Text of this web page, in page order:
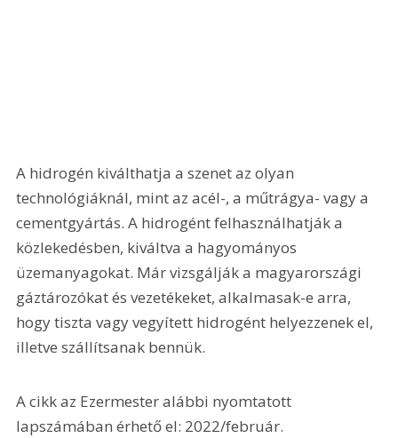
A hidrogén kiválthatja a szenet az olyan
technológiáknál, mint az acél-, a műtrágya- vagy a
cementgyártás. A hidrogént felhasználhatják a
közlekedésben, kiváltva a hagyományos
üzemanyagokat. Már vizsgálják a magyarországi
gáztározókat és vezetékeket, alkalmasak-e arra,
hogy tiszta vagy vegyített hidrogént helyezzenek el,
illetve szállítsanak bennük.
A cikk az Ezermester alábbi nyomtatott
lapszámában érhető el: 2022/február.